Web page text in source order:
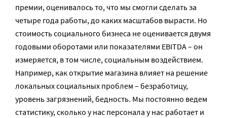
премии, оценивалось то, что мы смогли сделать за
четыре года работы, до каких масштабов вырасти. Но
стоимость социального бизнеса не оценивается двумя
годовыми оборотами или показателями EBITDA – он
измеряется, в том числе, социальным воздействием.
Например, как открытие магазина влияет на решение
локальных социальных проблем – безработицу,
уровень загрязнений, бедность. Мы постоянно ведем
статистику, сколько у нас персонала у нас работает и